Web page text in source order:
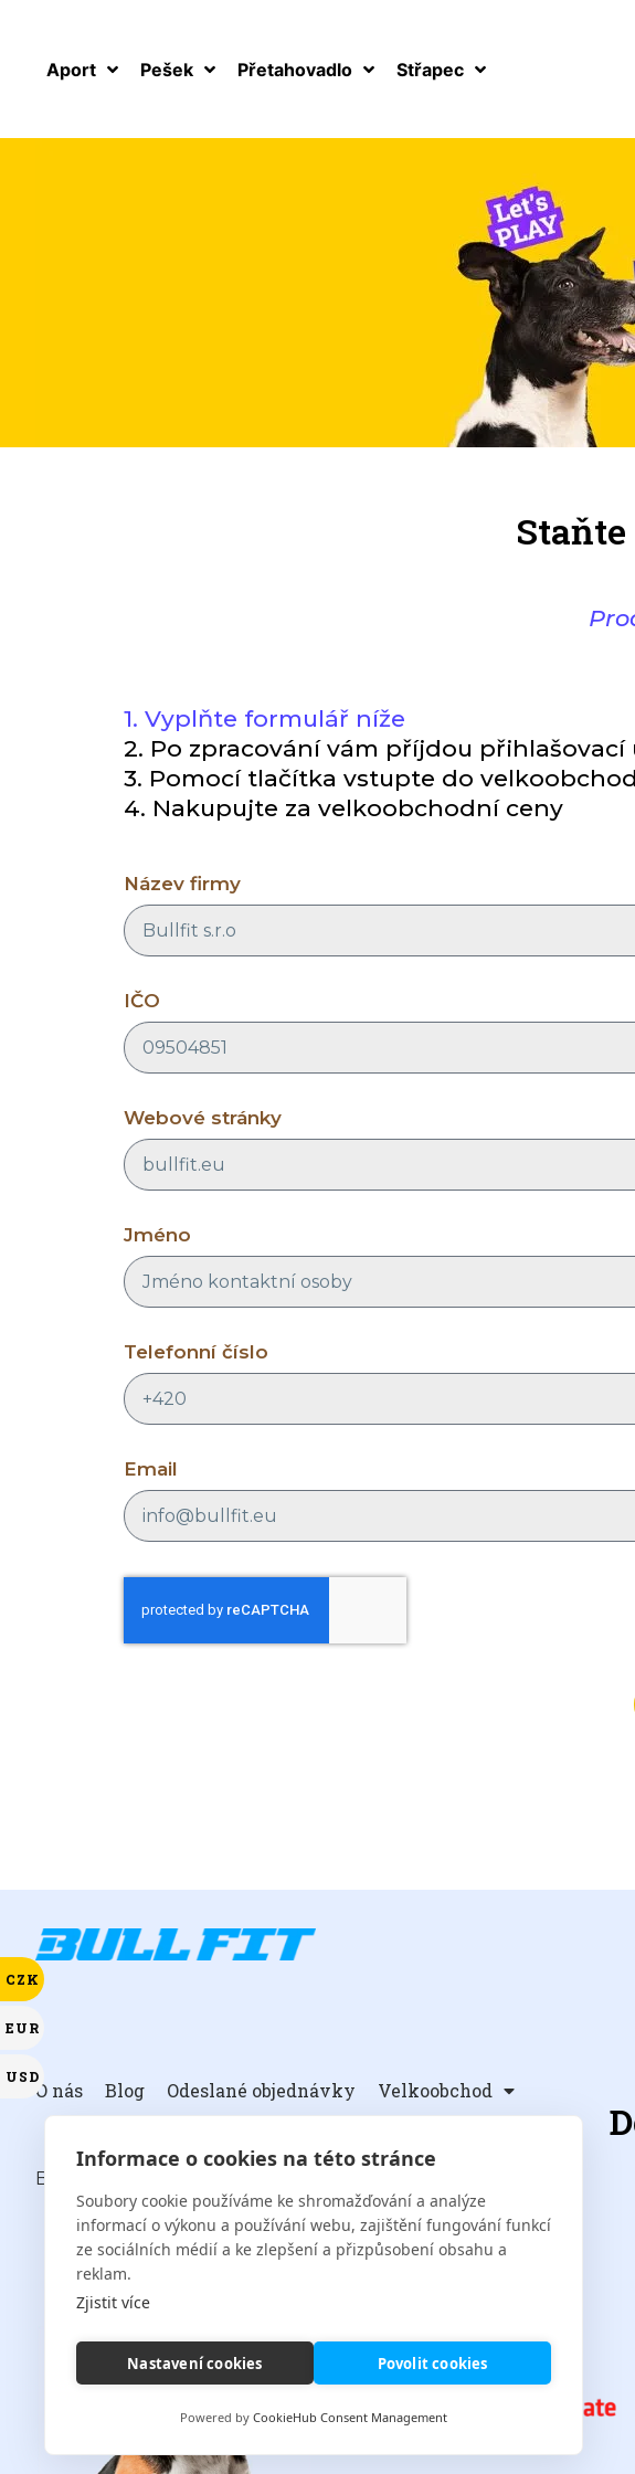
Informace o cookies na této stránce
Soubory cookie používáme ke shromažďování a analýze
informací o výkonu a používání webu, zajištění fungování funkcí
ze sociálních médií a ke zlepšení a přizpůsobení obsahu a
reklam.
Zjistit více
Nastavení cookies Povolit cookies
Powered by CookieHub Consent Management
Aport Pešek Přetahovadlo Střapec
1. Vyplňte formulář níže
2. Po zpracování vám příjdou přihlašovací
3. Pomocí tlačítka vstupte do
4. Nakupujte za velkoobchodní ceny
Název firmy
IČO
Webové stránky
Jméno
Telefonní číslo
Email
O nás Blog Odeslané objednávky Velkoobchod
BULLFIT S.R.O.
CZK
EUR
USD